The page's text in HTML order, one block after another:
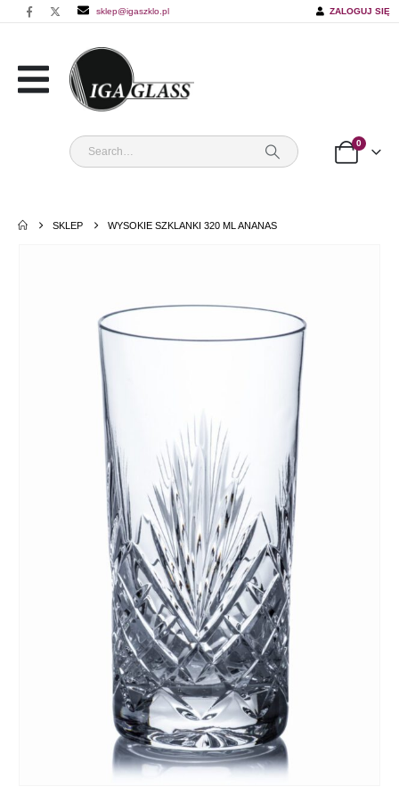
sklep@igaszklo.pl ZALOGUJ SIĘ
0
SKLEP WYSOKIE SZKLANKI 320 ML ANANAS